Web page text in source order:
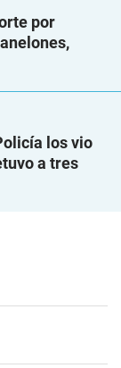
por
los vio
a tres